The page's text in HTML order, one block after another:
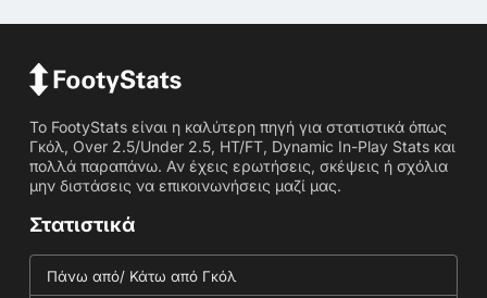
Το FootyStats είναι η καλύτερη πηγή για στατιστικά όπως
Γκόλ, Over 2.5/Under 2.5, HT/FT, Dynamic In-Play Stats και
πολλά παραπάνω. Αν έχεις ερωτήσεις, σκέψεις ή σχόλια
μην διστάσεις να επικοινωνήσεις μαζί μας.
Στατιστικά
Πάνω από/ Κάτω από Γκόλ